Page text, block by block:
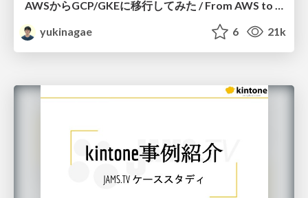
AWSからGCP/GKEに移行してみた / From AWS to GKE on GCP
yukinagae
6 21k